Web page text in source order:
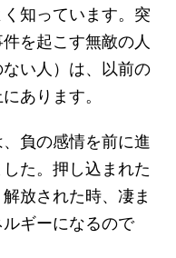
知っています。突
を起こす無敵の人
ない人）は、以前の
あります。
負の感情を前に進
た。押し込まれた
放された時、凄ま
ルギーになるので